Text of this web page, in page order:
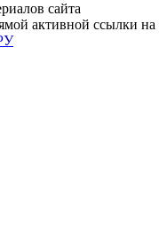
сайта
активной ссылки на